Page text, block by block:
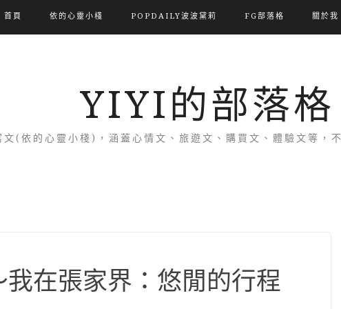
首頁 依的心靈小棧 POPDAILY波波黛莉 FG部落格 關於我
YIYI的部落格
(依的心靈小棧)，涵蓋心情文、旅遊文、購買文、體驗文等，
在張家界：悠閒的行程